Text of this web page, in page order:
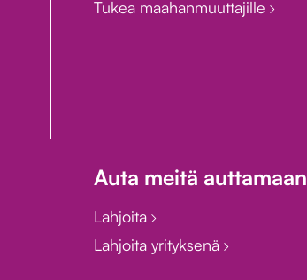
Tukea maahanmuuttajille
Auta meitä auttamaan
Lahjoita
Lahjoita yrityksenä